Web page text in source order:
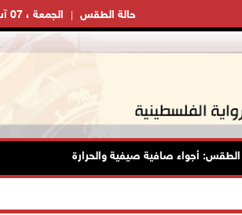
الجمعة ، 07 آب ، 2026 حالة الطقس
أجواء صافية صيفية والحرارة حول معدلها العام